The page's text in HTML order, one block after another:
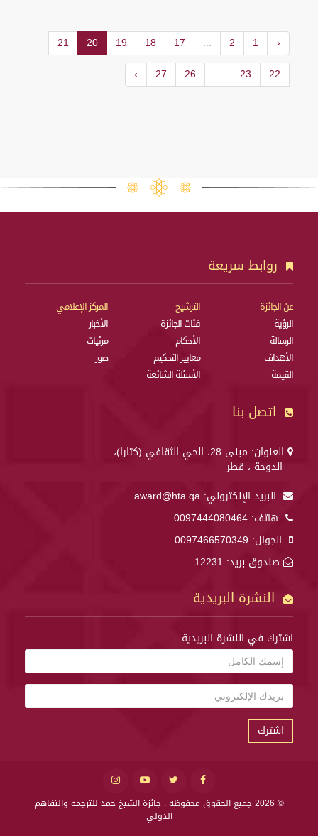
‹
1
2
...
17
18
19
20
21
22
23
...
26
27
›
روابط سريعة
عن الجائزة
الرؤية
الرسالة
الأهداف
القيمة
الترشيح
فئات الجائزة
الأحكام
معايير التحكيم
الأسئلة الشائعة
المركز الإعلامي
الأخبار
مرئيات
صور
اتصل بنا
العنوان: مبنى 28، الحي الثقافي (كتارا)،
الدوحة ، قطر
البريد الإلكتروني: award@hta.qa
هاتف: 0097444080464
الجوال: 0097466570349
صندوق بريد: 12231
النشرة البريدية
اشترك في النشرة البريدية
اشترك
© 2026 جميع الحقوق محفوظة .
جائزة الشيخ حمد للترجمة والتفاهم
الدولي